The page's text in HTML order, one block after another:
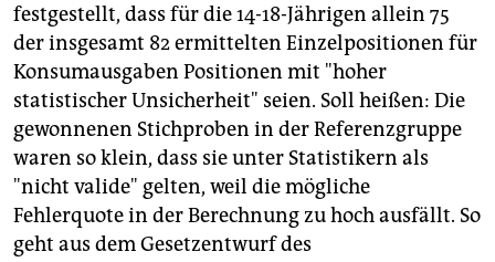
festgestellt, dass für die 14-18-Jährigen allein 75
der insgesamt 82 ermittelten Einzelpositionen für
Konsumausgaben Positionen mit "hoher
statistischer Unsicherheit" seien. Soll heißen: Die
gewonnenen Stichproben in der Referenzgruppe
waren so klein, dass sie unter Statistikern als
"nicht valide" gelten, weil die mögliche
Fehlerquote in der Berechnung zu hoch ausfällt. So
geht aus dem Gesetzentwurf des